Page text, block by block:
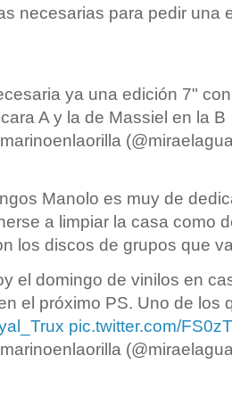
necesarias para pedir una
ya una edición 7"
A y la de Massiel en la B
Manolo es muy de
a limpiar la casa como
los discos de grupos que
el domingo de vinilos en
el próximo PS. Uno de los
pic.twitter.com/